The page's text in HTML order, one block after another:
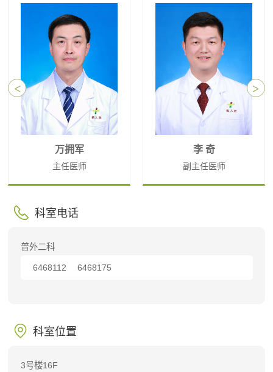
万拥军
主任医师
李 奇
副主任医师
科室电话
普外二科
6468112 6468175
科室位置
3号楼16F